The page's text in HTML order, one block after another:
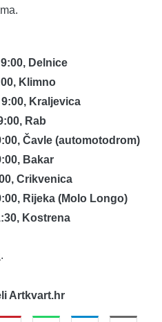
Delnice
Klimno
9:00, Kraljevica
Rab
Čavle (automotodrom)
Bakar
Crikvenica
Rijeka (Molo Longo)
Kostrena
.
Artkvart.hr